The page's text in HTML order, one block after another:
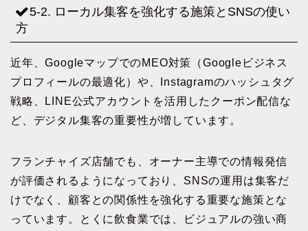
5-2. ローカル集客を強化する施策とSNSの使い
方
近年、GoogleマップでのMEO対策（Googleビジネス
プロフィールの最適化）や、Instagramのハッシュタグ
戦略、LINE公式アカウントを活用したクーポン配信な
ど、デジタル集客の重要性が増しています。
フランチャイズ店舗でも、オーナー主導での情報発信
が評価されるようになっており、SNSの運用は集客だ
けでなく、顧客との関係性を強化する重要な施策とな
っています。とくに飲食業では、ビジュアルの強い商